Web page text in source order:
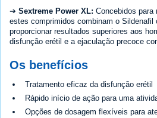
➔ Sextreme Power XL: Concebidos para
estes comprimidos combinam o Sildenafil
proporcionar resultados superiores aos
disfunção erétil e a ejaculação precoce
Os benefícios
Tratamento eficaz da disfunção erétil
Rápido início de ação para uma
Opções de dosagem flexíveis para